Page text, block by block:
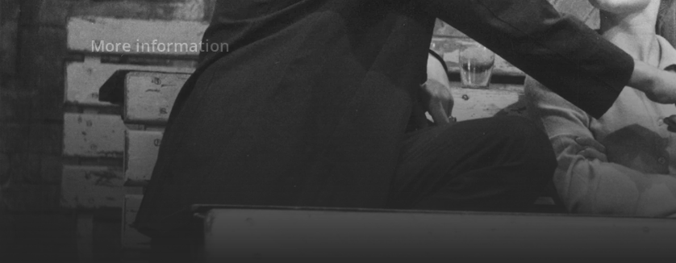
abgeneigten Freunden auf…
More information